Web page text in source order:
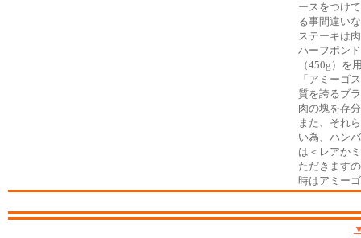
ースをつけ
る事間違い
ステーキは
ハーフポン
（450g）を
「アミーゴ
質を誇るブ
肉の塊を存
また、それ
い為、ハン
は＜レアか
ただきます
時はアミー